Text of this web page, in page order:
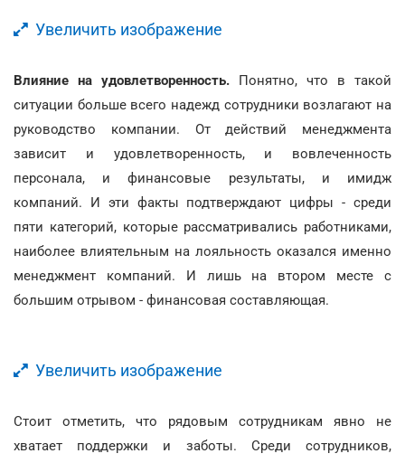
Увеличить изображение
Влияние на удовлетворенность. Понятно, что в такой
ситуации больше всего надежд сотрудники возлагают на
руководство компании. От действий менеджмента
зависит и удовлетворенность, и вовлеченность
персонала, и финансовые результаты, и имидж
компаний. И эти факты подтверждают цифры - среди
пяти категорий, которые рассматривались работниками,
наиболее влиятельным на лояльность оказался именно
менеджмент компаний. И лишь на втором месте с
большим отрывом - финансовая составляющая.
Увеличить изображение
Стоит отметить, что рядовым сотрудникам явно не
хватает поддержки и заботы. Среди сотрудников,